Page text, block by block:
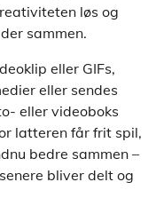
løs og
sammen.
eller GIFs,
eller sendes
eller videoboks
latteren får frit spil,
bedre sammen –
bliver delt og